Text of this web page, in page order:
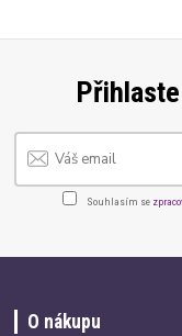
Souhlasím se
O nákupu